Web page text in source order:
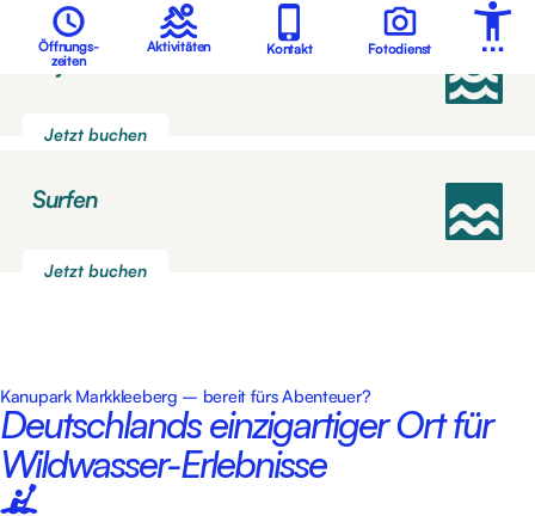
Öffnungs-
zeiten
Aktivitäten Kontakt Fotodienst
Kajak
Jetzt buchen
Surfen
Jetzt buchen
Kanupark Markkleeberg – bereit fürs Abenteuer?
Deutschlands einzigartiger Ort für
Wildwasser-Erlebnisse